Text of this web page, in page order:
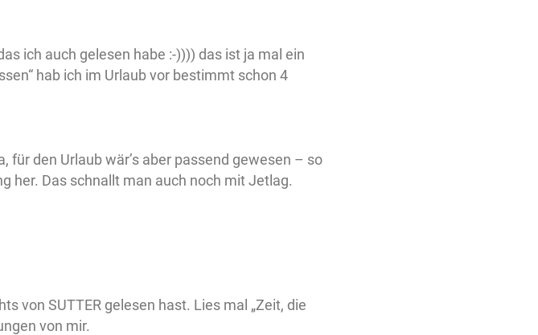
ich auch gelesen habe :-)))) das ist ja mal ein
hab ich im Urlaub vor bestimmt schon 4
für den Urlaub wär’s aber passend gewesen – so
her. Das schnallt man auch noch mit Jetlag.
von SUTTER gelesen hast. Lies mal „Zeit, die
von mir.